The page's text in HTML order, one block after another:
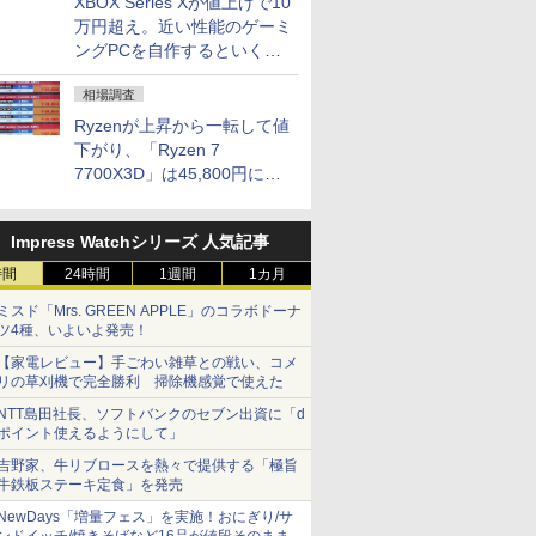
万円超え。近い性能のゲーミ
ングPCを自作するといくら
になる？
相場調査
Ryzenが上昇から一転して値
下がり、「Ryzen 7
7700X3D」は45,800円に急
との価格逆転解消 [8月前半の
CPU価格]
Impress Watchシリーズ 人気記事
24時間 1週間 1カ月
スド「Mrs. GREEN APPLE」のコラボドーナ
4種、いよいよ発売！
家電レビュー】手ごわい雑草との戦い、コメ
の草刈機で完全勝利 掃除機感覚で使えた
島田社長、ソフトバンクのセブン出資に「d
イント使えるようにして」
野家、牛リブロースを熱々で提供する「極旨
鉄板ステーキ定食」を発売
「増量フェス」を実施！おにぎり/サ